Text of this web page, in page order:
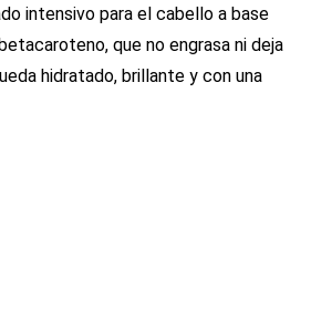
intensivo para el cabello a base
que no engrasa ni deja
hidratado, brillante y con una